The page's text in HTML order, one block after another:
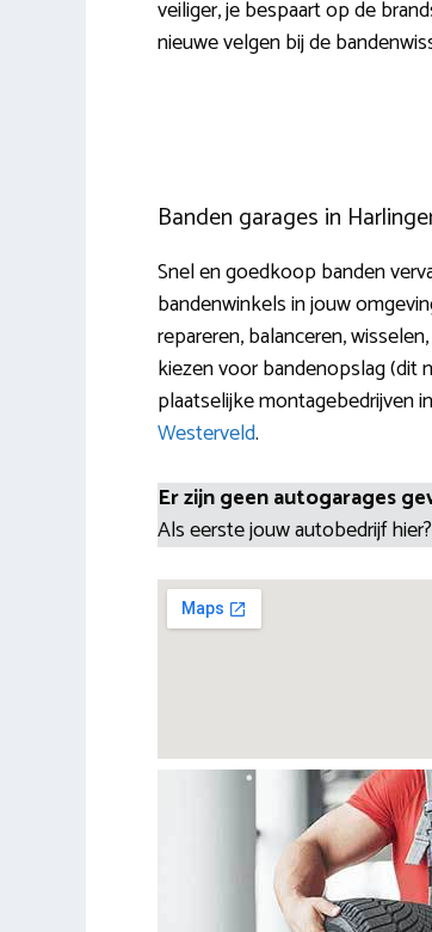
veiliger, je bespaart op de
nieuwe velgen bij de
Banden garages in
Snel en goedkoop banden
bandenwinkels in jouw
repareren, balanceren,
kiezen voor bandenopslag (dit
plaatselijke montagebedrijven in
Westerveld.
Er zijn geen autogarages
Als eerste jouw autobedrijf hier?